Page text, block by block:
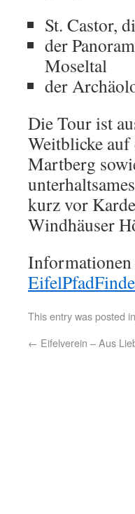
St. Castor,
der
Moseltal
der
Die Tour ist
Weitblicke
Martberg
kurz vor
Windhäuser
Informationen
This entry was posted in
← Eifelverein – Aus